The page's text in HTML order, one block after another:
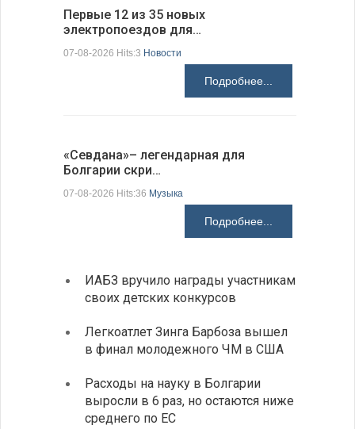
Первые 12 из 35 новых
электропоездов для…
07-08-2026 Hits:3 Новости
Подробнее...
«Севдана»– легендарная для
Болгарии скри…
07-08-2026 Hits:36 Музыка
Подробнее...
ИАБЗ вручило награды участникам
своих детских конкурсов
Легкоатлет Зинга Барбоза вышел
в финал молодежного ЧМ в США
Расходы на науку в Болгарии
выросли в 6 раз, но остаются ниже
среднего по ЕС